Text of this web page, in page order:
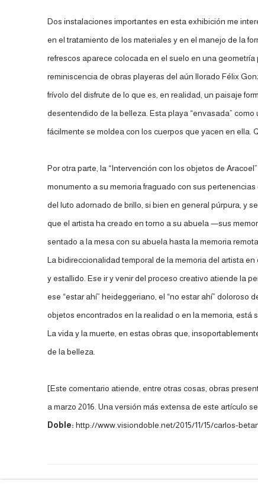
Dos instalaciones importantes en esta exhibición me
en el tratamiento de los materiales y en el manejo de la
refrescos aparece colocada en el suelo en una
reminiscencia de obras playeras del aún llorado Félix
frívolo del disfrute de lo que es, en realidad, un paisaje
desentendido de la belleza. Esta playa “envasada”
fácilmente se moldea con los cuerpos que yacen en ella.
Por otra parte, la “Intervención con los objetos de
monumento a su memoria fraguado con sus
del luto adornado de brillo, si bien en general púrpura, y
que el artista ha creado en torno a su abuela —sus
sentado a la mesa con su abuela hasta la memoria
La bidireccionalidad temporal de la memoria del artista
y estallido. Ese ir y venir del proceso creativo atiende la
ese “estar ahí” heideggeriano, el “no estar ahí”
objetos encontrados en la realidad o en la memoria, está
La vida y la muerte, en estas obras que,
de la belleza.
[Este comentario atiende, entre otras cosas, obras
a marzo 2016. Una versión más extensa de este artículo
Doble: http://www.visiondoble.net/2015/11/15/carlos-